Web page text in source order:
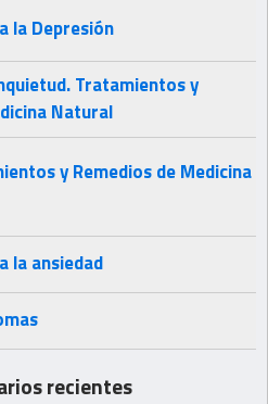
la Depresión
Tratamientos y
Natural
y Remedios de Medicina
la ansiedad
recientes